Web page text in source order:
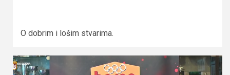
O dobrim i lošim stvarima.